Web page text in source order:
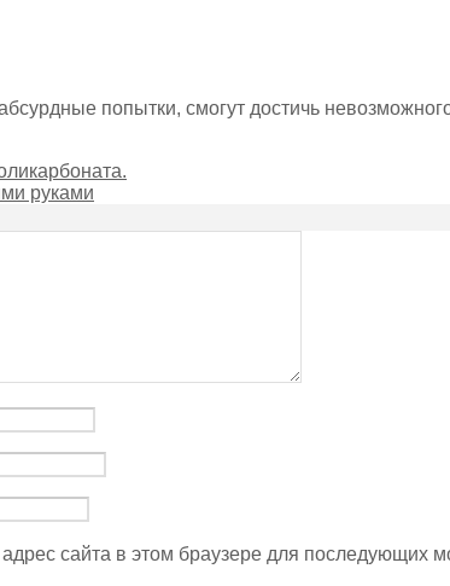
попытки, смогут достичь
руками
сайта в этом браузере для последующих